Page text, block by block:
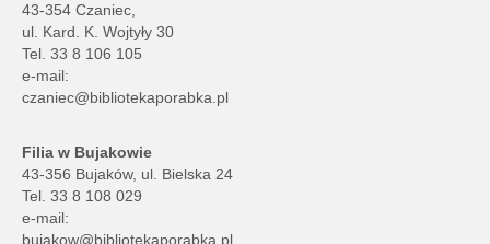
43-354 Czaniec,
ul. Kard. K. Wojtyły 30
Tel. 33 8 106 105
e-mail:
czaniec@bibliotekaporabka.pl
Filia w Bujakowie
43-356 Bujaków, ul. Bielska 24
Tel. 33 8 108 029
e-mail:
bujakow@bibliotekaporabka.pl